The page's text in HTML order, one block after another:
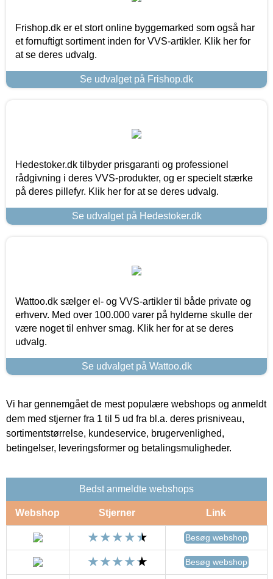
Frishop.dk er et stort online byggemarked som også har
et fornuftigt sortiment inden for VVS-artikler. Klik her for
at se deres udvalg.
Se udvalget på Frishop.dk
Hedestoker.dk tilbyder prisgaranti og professionel
rådgivning i deres VVS-produkter, og er specielt stærke
på deres pillefyr. Klik her for at se deres udvalg.
Se udvalget på Hedestoker.dk
Wattoo.dk sælger el- og VVS-artikler til både private og
erhverv. Med over 100.000 varer på hylderne skulle der
være noget til enhver smag. Klik her for at se deres
udvalg.
Se udvalget på Wattoo.dk
Vi har gennemgået de mest populære webshops og anmeldt
dem med stjerner fra 1 til 5 ud fra bl.a. deres prisniveau,
sortimentstørrelse, kundeservice, brugervenlighed,
betingelser, leveringsformer og betalingsmuligheder.
Bedst anmeldte webshops
Webshop Stjerner Link
Besøg webshop
Besøg webshop